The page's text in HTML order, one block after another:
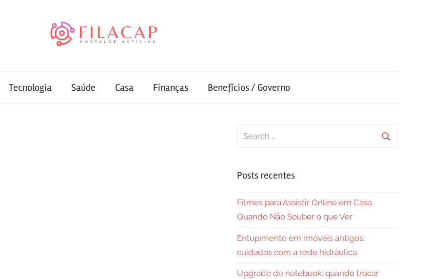
Tecnologia Saúde Casa Finanças Benefícios / Governo
Search
Posts recentes
Filmes para Assistir Online em Casa
Quando Não Souber o que Ver
Entupimento em imóveis antigos:
cuidados com a rede hidráulica
Upgrade de notebook: quando trocar